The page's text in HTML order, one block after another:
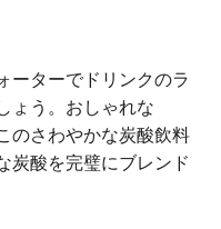
ーターでドリンクのラ
ょう。おしゃれな
のさわやかな炭酸飲料
炭酸を完璧にブレンド